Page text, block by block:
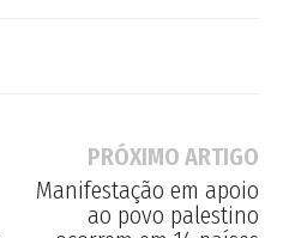
PRÓXIMO ARTIGO
Manifestação em apoio
ao povo palestino